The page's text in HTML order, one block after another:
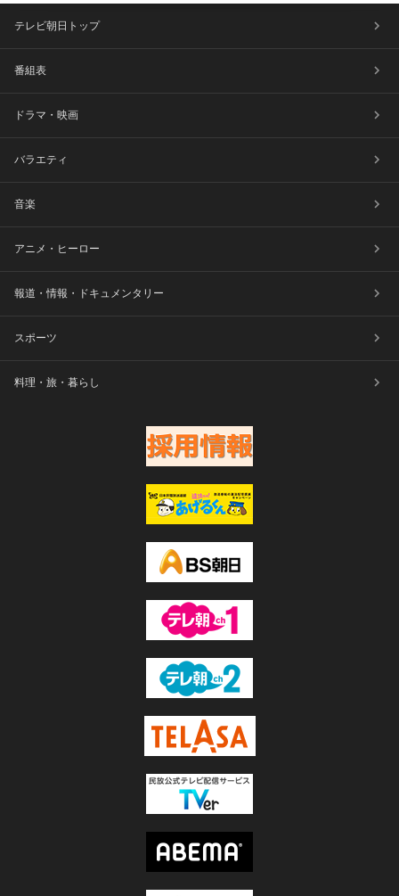
テレビ朝日トップ
番組表
ドラマ・映画
バラエティ
音楽
アニメ・ヒーロー
報道・情報・ドキュメンタリー
スポーツ
料理・旅・暮らし